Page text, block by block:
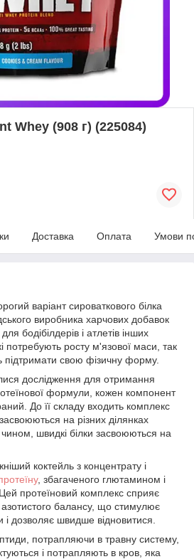
Whey (908 г) (225084)
Доставка Оплата Умови
варіант сироваткового білка
виробника харчових добавок
бодібілдерів і атлетів інших
потребують росту м'язової маси, так
підтримати свою фізичну форму.
дослідження для отримання
формули, кожен компонент
До її складу входить комплекс
засвоюються на різних ділянках
швидкі білки засвоюються на
коктейль з концентрату і
, збагаченого глютамином і
Цей протеїновий комплекс сприяє
балансу, що стимулює
дозволяє швидше відновитися.
потрапляючи в травну систему,
і потрапляють в кров, яка